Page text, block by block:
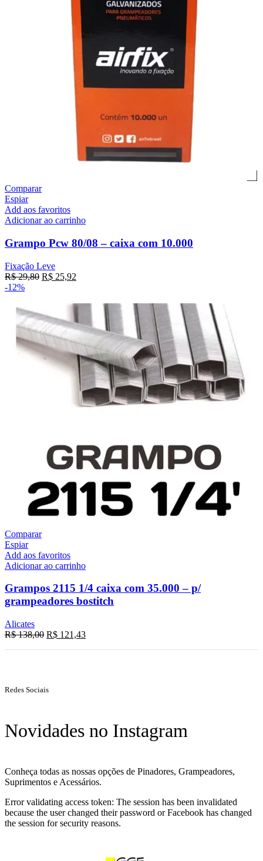
Comparar
Espiar
Add aos favoritos
Adicionar ao carrinho
Grampo Pcw 80/08 – caixa com 10.000
Fixação Leve
R$29,80 R$ 25,92
-12%
Comparar
Espiar
Add aos favoritos
Adicionar ao carrinho
Grampos 2115 1/4 caixa com 35.000 – p/
grampeadores bostitch
Alicates
R$138,00 R$ 121,43
Redes Sociais
Novidades no Instagram
Conheça todas as nossas opções de Pinadores, Grampeadores,
Suprimentos e Acessários.
Error validating access token: The session has been invalidated
because the user changed their password or Facebook has changed
the session for security reasons.